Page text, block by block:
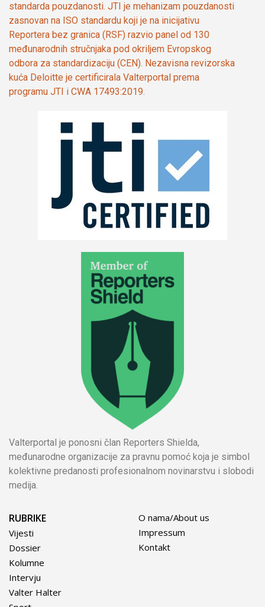
standarda pouzdanosti. JTI je mehanizam pouzdanosti
zasnovan na ISO standardu koji je na inicijativu
Reportera bez granica (RSF) razvio panel od 130
međunarodnih stručnjaka pod okriljem Evropskog
odbora za standardizaciju (CEN). Nezavisna revizorska
kuća Deloitte je certificirala Valterportal prema
programu JTI i CWA 17493:2019.
Valterportal je ponosni član Reporters Shielda,
međunarodne organizacije za pravnu pomoć koja je simbol
kolektivne predanosti profesionalnom novinarstvu i slobodi
medija.
RUBRIKE
Vijesti
Dossier
Kolumne
Intervju
Valter Halter
O nama/About us
Impressum
Kontakt